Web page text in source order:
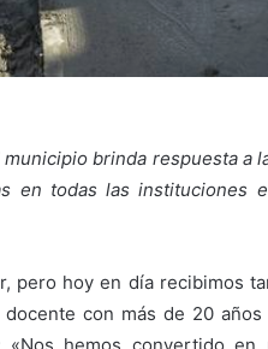
brinda respuesta a
en todas las instituciones
pero hoy en día recibimos
con más de 20